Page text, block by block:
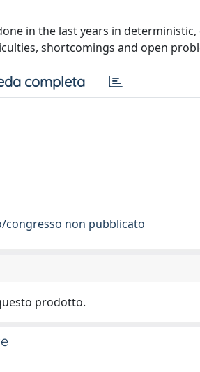
in the last years in
shortcomings and open
completa
congresso non pubblicato
prodotto.